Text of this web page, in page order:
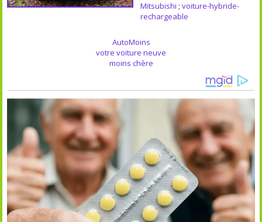
Mitsubishi ; voiture-hybride-
rechargeable
AutoMoins
votre voiture neuve
moins chère